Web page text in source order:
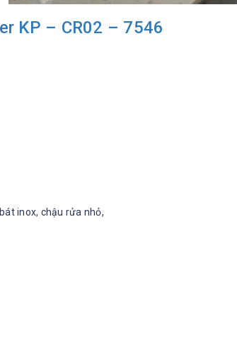
KP – CR02 – 7546
inox, chậu rửa nhỏ,